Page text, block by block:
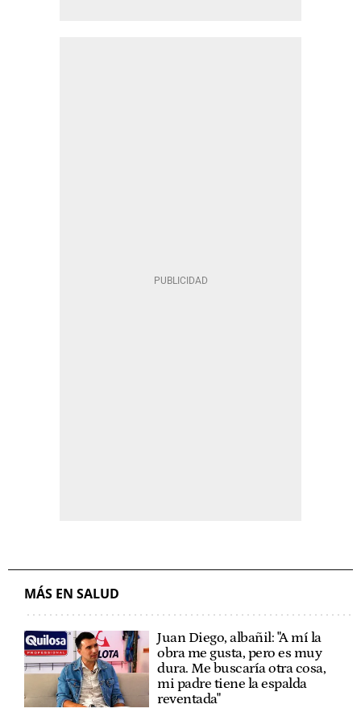
MÁS EN SALUD
Juan Diego, albañil: "A mí la
obra me gusta, pero es muy
dura. Me buscaría otra cosa,
mi padre tiene la espalda
reventada"